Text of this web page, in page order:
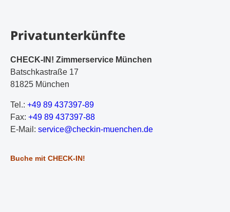
Privatunterkünfte
CHECK-IN! Zimmerservice München
Batschkastraße 17
81825 München
Tel.: +49 89 437397-89
Fax: +49 89 437397-88
E-Mail: service@checkin-muenchen.de
Buche mit CHECK-IN!